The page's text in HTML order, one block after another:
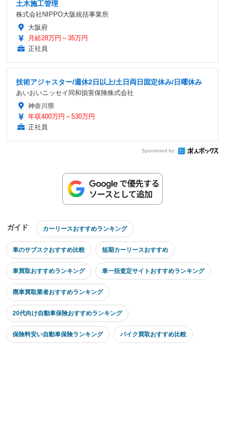
土木施工管理
株式会社NIPPO大阪統括事業所
大阪府
月給28万円～35万円
正社員
技術アジャスター/週休2日以上/土日両日固定休み/日曜休み
あいおいニッセイ同和損害保険株式会社
神奈川県
年収400万円～530万円
正社員
Sponsored by
ガイド カーリースおすすめランキング
車のサブスクおすすめ比較 短期カーリースおすすめ
車買取おすすめランキング 車一括査定サイトおすすめランキング
廃車買取業者おすすめランキング
20代向け自動車保険おすすめランキング
保険料安い自動車保険ランキング バイク買取おすすめ比較